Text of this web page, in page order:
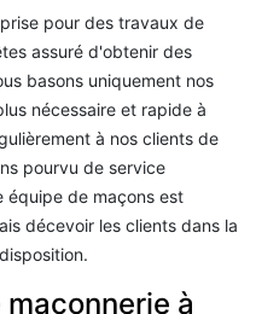
pour des travaux de
assuré d'obtenir des
basons uniquement nos
nécessaire et rapide à
à nos clients de
pourvu de service
de maçons est
décevoir les clients dans la
à